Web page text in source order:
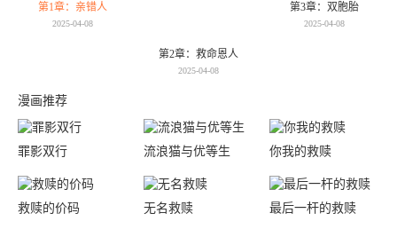
第1章：亲错人
2025-04-08
第2章：救命恩人
2025-04-08
第3章：双胞胎
2025-04-08
漫画推荐
罪影双行 流浪猫与优等生 你我的救赎
救赎的价码 无名救赎 最后一杆的救赎